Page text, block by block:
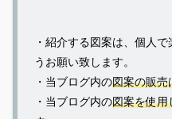
・紹介する図案は、個人
うお願い致します。
・当ブログ内の図案の販売
・当ブログ内の図案を使用